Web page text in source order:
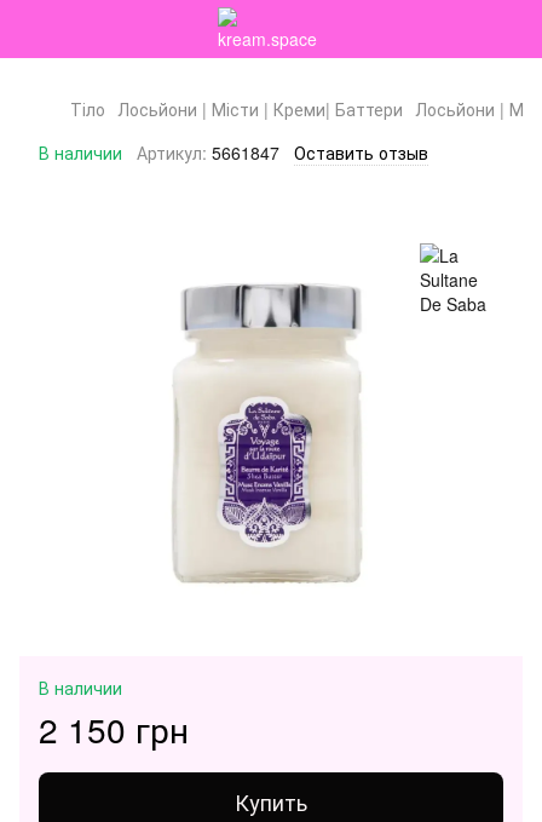
Тіло Лосьйони | Місти | Креми| Баттери Лосьйони |
В наличии
Артикул: 5661847 Оставить отзыв
В наличии
2 150 грн
Купить